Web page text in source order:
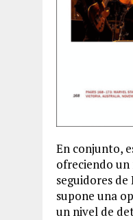
En conjunto,
ofreciendo un
seguidores
supone una
un nivel de